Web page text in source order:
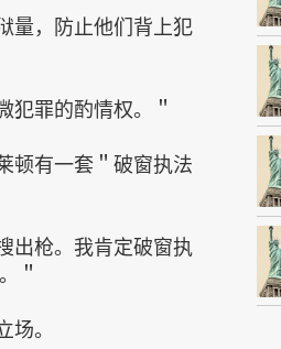
量，防止他们背上犯
犯罪的酌情权。＂
顿有一套＂破窗执法
出枪。我肯定破窗执
＂
。